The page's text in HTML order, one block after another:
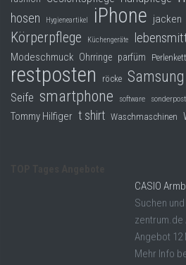
hosen Hygieneartikel iPhone jacken
Körperpflege Küchengeräte
Modeschmuck Ohrringe parfüm
restposten röcke Samsung
Seife smartphone software
Tommy Hilfiger t shirt Waschmaschinen
CASIO
Suchen
zentrum.de
Angebot
Mehr Info